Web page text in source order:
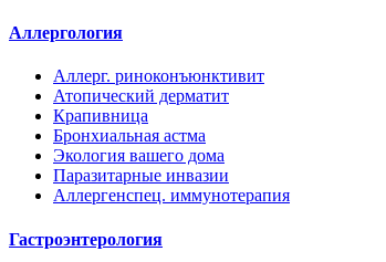
Аллергология
Аллерг. риноконъюнктивит
Атопический дерматит
Крапивница
Бронхиальная астма
Экология вашего дома
Паразитарные инвазии
Аллергенспец. иммунотерапия
Гастроэнтерология